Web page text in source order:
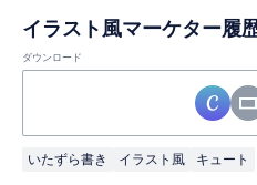
イラスト風マーケター履
ダウンロード
いたずら書き イラスト風 キュート